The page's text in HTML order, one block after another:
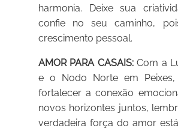
harmonia. Deixe sua
confie no seu caminho,
crescimento pessoal.
AMOR PARA CASAIS:Com a
e o Nodo Norte em
fortalecer a conexão
novos horizontes juntos,
verdadeira força do amor